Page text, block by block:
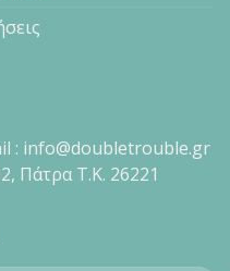
: info@doubletrouble.gr
Πάτρα Τ.Κ. 26221